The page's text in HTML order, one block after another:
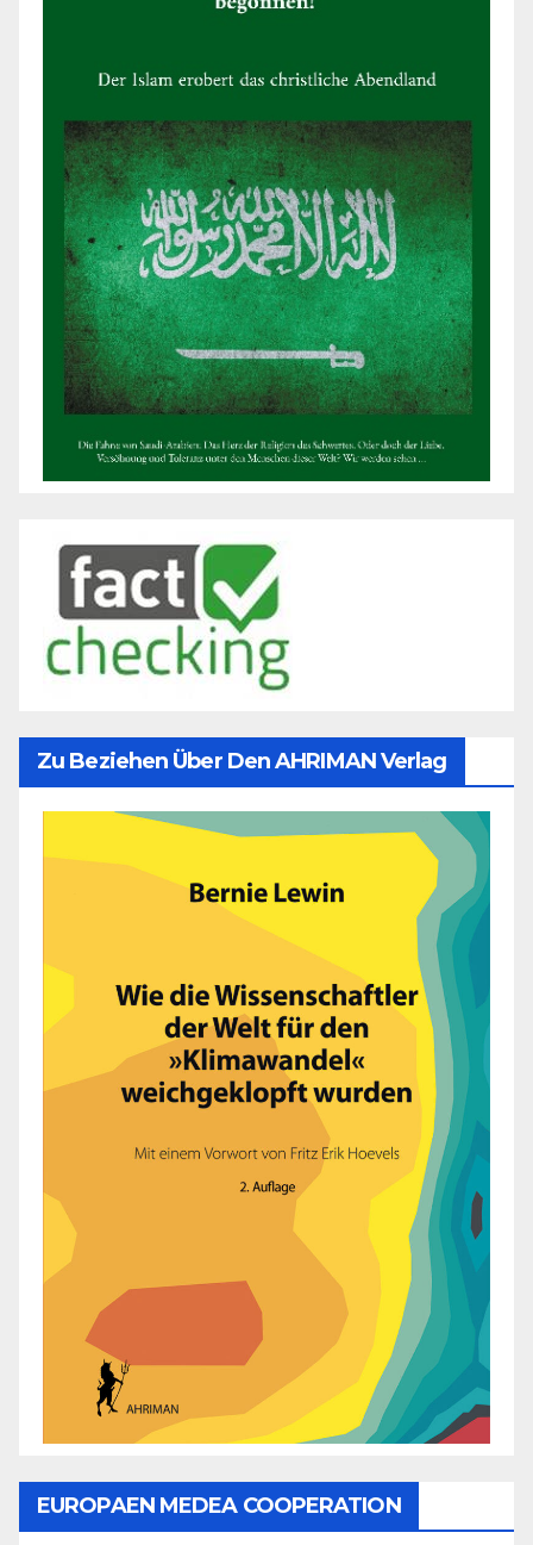
Zu Beziehen Über Den AHRIMAN Verlag
EUROPAEN MEDEA COOPERATION